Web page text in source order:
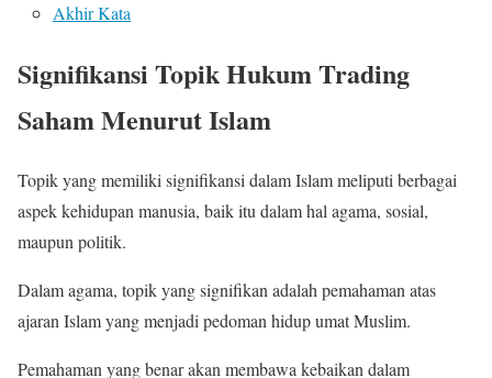
Akhir Kata
Signifikansi Topik Hukum Trading
Saham Menurut Islam
Topik yang memiliki signifikansi dalam Islam meliputi berbagai
aspek kehidupan manusia, baik itu dalam hal agama, sosial,
maupun politik.
Dalam agama, topik yang signifikan adalah pemahaman atas
ajaran Islam yang menjadi pedoman hidup umat Muslim.
Pemahaman yang benar akan membawa kebaikan dalam